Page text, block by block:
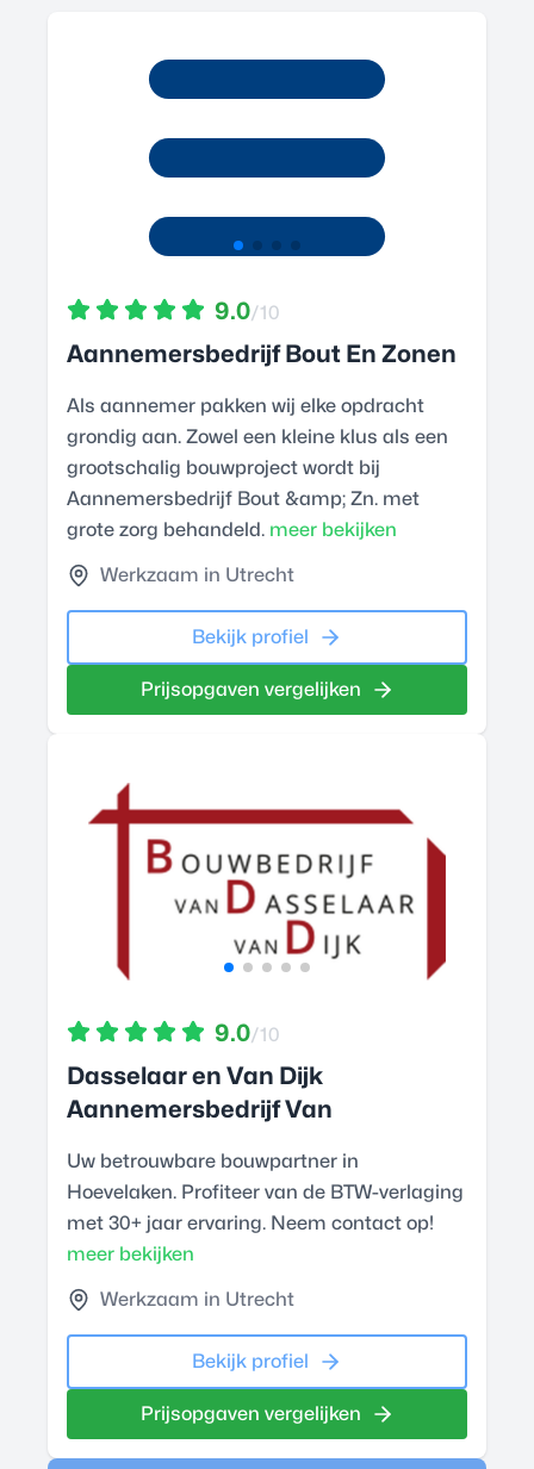
9.0/10
Aannemersbedrijf Bout En Zonen
Als aannemer pakken wij elke opdracht
grondig aan. Zowel een kleine klus als een
grootschalig bouwproject wordt bij
Aannemersbedrijf Bout &amp; Zn. met
grote zorg behandeld. meer bekijken
Werkzaam in Utrecht
Bekijk profiel
Prijsopgaven vergelijken
9.0/10
Dasselaar en Van Dijk
Aannemersbedrijf Van
Uw betrouwbare bouwpartner in
Hoevelaken. Profiteer van de BTW-verlaging
met 30+ jaar ervaring. Neem contact op!
meer bekijken
Werkzaam in Utrecht
Bekijk profiel
Prijsopgaven vergelijken